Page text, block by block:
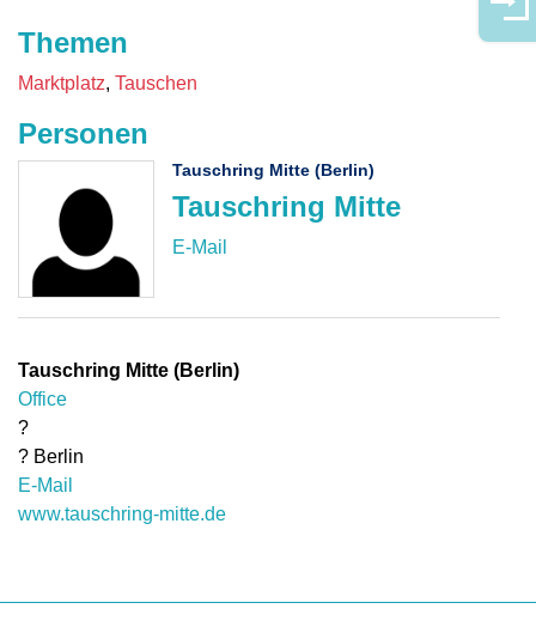
Themen
Marktplatz Tauschen
Personen
Tauschring Mitte
Tauschring Mitte (Berlin)
Tauschring Mitte (Berlin)
Office
?
? Berlin
E-Mail
www.tauschring-mitte.de